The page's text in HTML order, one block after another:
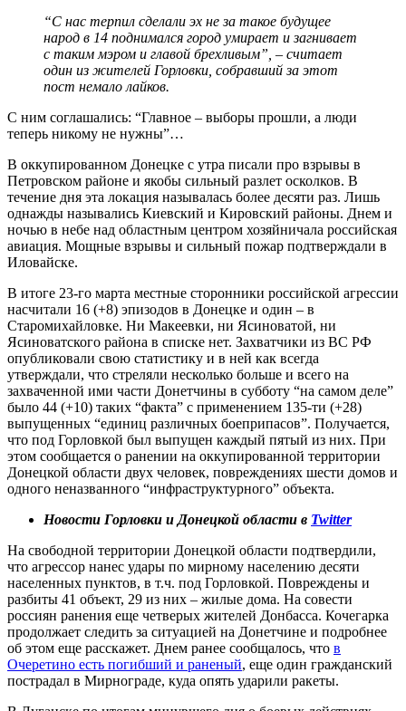
“С нас терпил сделали эх не за такое будущее
народ в 14 поднимался город умирает и загнивает
с таким мэром и главой брехливым”, – считает
один из жителей Горловки, собравший за этот
пост немало лайков.
С ним соглашались: “Главное – выборы прошли, а люди
теперь никому не нужны”…
В оккупированном Донецке с утра писали про взрывы в
Петровском районе и якобы сильный разлет осколков. В
течение дня эта локация называлась более десяти раз. Лишь
однажды назывались Киевский и Кировский районы. Днем и
ночью в небе над областным центром хозяйничала российская
авиация. Мощные взрывы и сильный пожар подтверждали в
Иловайске.
В итоге 23-го марта местные сторонники российской агрессии
насчитали 16 (+8) эпизодов в Донецке и один – в
Старомихайловке. Ни Макеевки, ни Ясиноватой, ни
Ясиноватского района в списке нет. Захватчики из ВС РФ
опубликовали свою статистику и в ней как всегда
утверждали, что стреляли несколько больше и всего на
захваченной ими части Донетчины в субботу “на самом деле”
было 44 (+10) таких “факта” с применением 135-ти (+28)
выпущенных “единиц различных боеприпасов”. Получается,
что под Горловкой был выпущен каждый пятый из них. При
этом сообщается о ранении на оккупированной территории
Донецкой области двух человек, повреждениях шести домов и
одного неназванного “инфраструктурного” объекта.
Новости Горловки и Донецкой области в Twitter
На свободной территории Донецкой области подтвердили,
что агрессор нанес удары по мирному населению десяти
населенных пунктов, в т.ч. под Горловкой. Повреждены и
разбиты 41 объект, 29 из них – жилые дома. На совести
россиян ранения еще четверых жителей Донбасса. Кочегарка
продолжает следить за ситуацией на Донетчине и подробнее
об этом еще расскажет. Днем ранее сообщалось, что в
Очеретино есть погибший и раненый, еще один гражданский
пострадал в Мирнограде, куда опять ударили ракеты.